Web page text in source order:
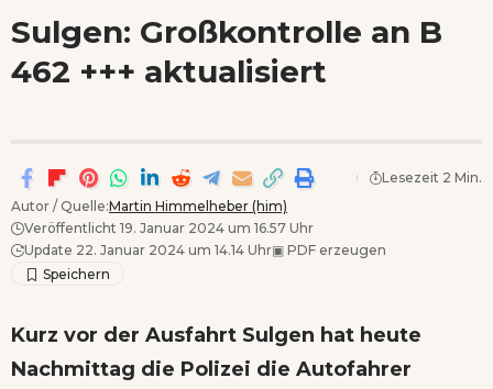
Sulgen: Großkontrolle an B
462 +++ aktualisiert
Autor / Quelle:Martin Himmelheber (him)
Veröffentlicht 19. Januar 2024 um 16.57 Uhr
Update 22. Januar 2024 um 14.14 Uhr▣ PDF erzeugen
Lesezeit 2 Min.
Kurz vor der Ausfahrt Sulgen hat heute
Nachmittag die Polizei die Autofahrer